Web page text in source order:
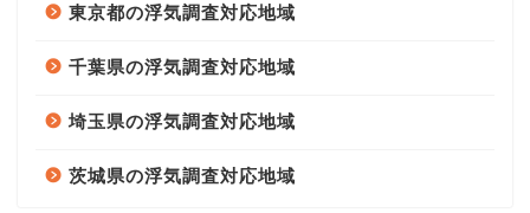
東京都の浮気調査対応地域
千葉県の浮気調査対応地域
埼玉県の浮気調査対応地域
茨城県の浮気調査対応地域